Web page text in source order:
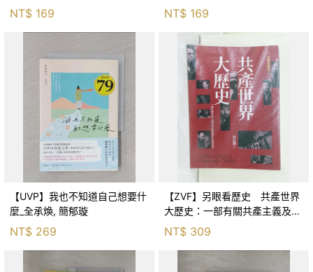
(Octopants)_蘇西‧西尼爾, 黃筱
茵
NT$ 169 NT$ 169
【UVP】我也不知道自己想要什
麼_全承煥, 簡郁璇
NT$ 269
【ZVF】另眼看歷史 共產世界
大歷史：一部有關共產主義及共
產黨兩百年的興衰史_呂正理
NT$ 309